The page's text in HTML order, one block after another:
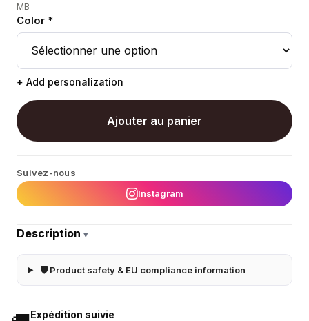
MB
Color *
+ Add personalization
Ajouter au panier
Suivez-nous
Instagram
Description ▾
🛡 Product safety & EU compliance information
Expédition suivie